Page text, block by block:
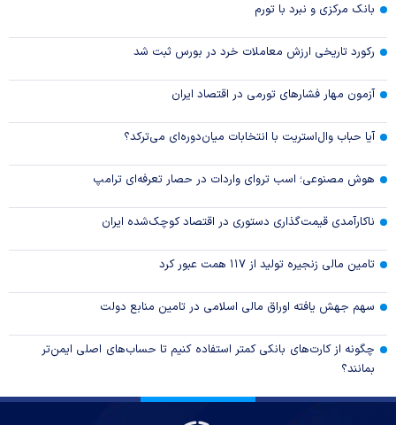
بانک مرکزی و نبرد با تورم
رکورد تاریخی ارزش معاملات خرد در بورس ثبت شد
آزمون مهار فشار‌های تورمی در اقتصاد ایران
آیا حباب وال‌استریت با انتخابات میان‌دوره‌ای می‌ترکد؟
هوش مصنوعی؛ اسب تروای واردات در حصار تعرفه‌ای ترامپ
ناکارآمدی قیمت‌گذاری دستوری در اقتصاد کوچک‌شده ایران
تامین مالی زنجیره تولید از ۱۱۷ همت عبور کرد
سهم جهش یافته اوراق مالی اسلامی در تامین منابع دولت
چگونه از کارت‌های بانکی کمتر استفاده کنیم تا حساب‌های اصلی ایمن‌تر
بمانند؟